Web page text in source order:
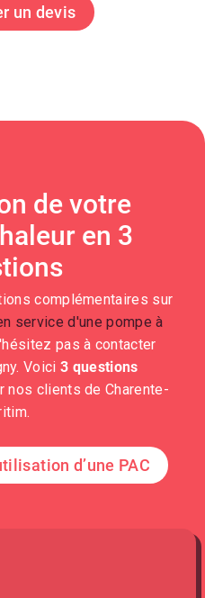
un devis
de votre
en 3
complémentaires sur
service d'une pompe à
pas à contacter
Voici3 questions
nos clients de Charente-
d’une PAC